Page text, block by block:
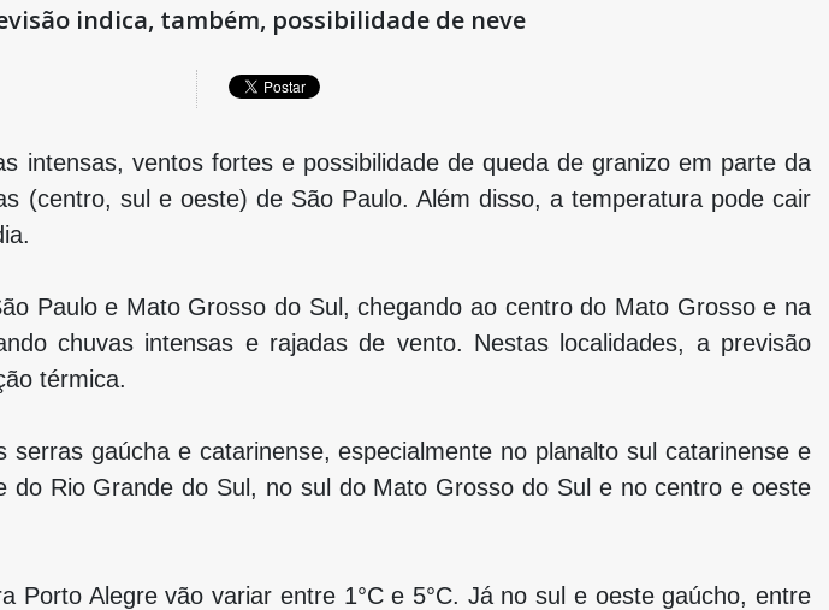
indica, também, possibilidade de neve
intensas, ventos fortes e possibilidade de queda de granizo em parte da
(centro, sul e oeste) de São Paulo. Além disso, a temperatura pode cair
Paulo e Mato Grosso do Sul, chegando ao centro do Mato Grosso e na
chuvas intensas e rajadas de vento. Nestas localidades, a previsão
térmica.
gaúcha e catarinense, especialmente no planalto sul catarinense e
Rio Grande do Sul, no sul do Mato Grosso do Sul e no centro e oeste
Alegre vão variar entre 1°C e 5°C. Já no sul e oeste gaúcho, entre